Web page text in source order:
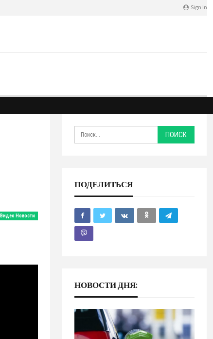
Sign In
Видео Новости
ПОДЕЛИТЬСЯ
НОВОСТИ ДНЯ: